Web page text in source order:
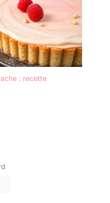
de recevoir ces
pratiques et
: recette